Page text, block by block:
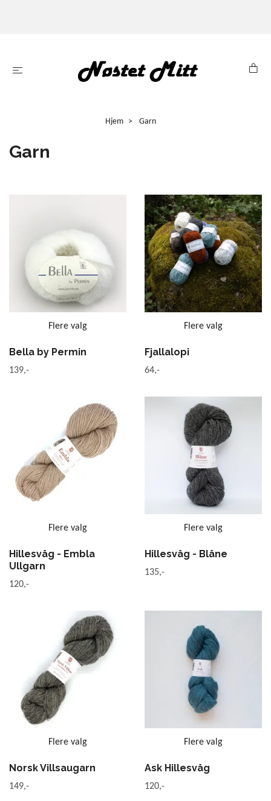
Hjem Garn
Garn
Flere valg
Bella by Permin
139,-
Flere valg
Fjallalopi
64,-
Flere valg
Hillesvåg - Embla
Ullgarn
120,-
Flere valg
Hillesvåg - Blåne
135,-
Flere valg
Norsk Villsaugarn
149,-
Flere valg
Ask Hillesvåg
120,-